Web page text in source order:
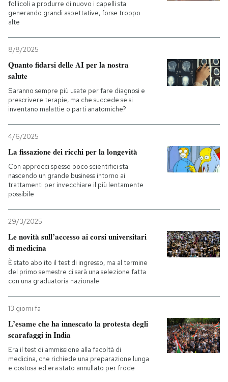
follicoli a produrre di nuovo i capelli sta
generando grandi aspettative, forse troppo
alte
8/8/2025
Quanto fidarsi delle AI per la nostra
salute
Saranno sempre più usate per fare diagnosi e
prescrivere terapie, ma che succede se si
inventano malattie o parti anatomiche?
4/6/2025
La fissazione dei ricchi per la longevità
Con approcci spesso poco scientifici sta
nascendo un grande business intorno ai
trattamenti per invecchiare il più lentamente
possibile
29/3/2025
Le novità sull’accesso ai corsi universitari
di medicina
È stato abolito il test di ingresso, ma al termine
del primo semestre ci sarà una selezione fatta
con una graduatoria nazionale
13 giorni fa
L’esame che ha innescato la protesta degli
scarafaggi in India
Era il test di ammissione alla facoltà di
medicina, che richiede una preparazione lunga
e costosa ed era stato annullato per frode